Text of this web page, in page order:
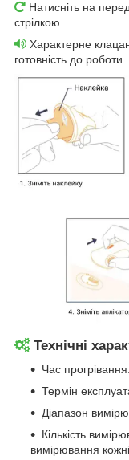
Натисніть на
стрілкою.
Характерне
готовність до роботи.
Технічні
Час
Термін
Діапазон
Кількість
вимірювання